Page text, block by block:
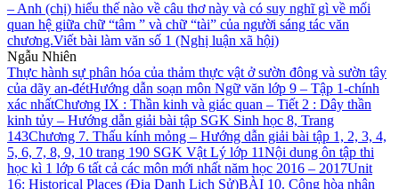
– Anh (chị) hiểu thế nào về câu thơ này và có suy nghĩ gì về mối
quan hệ giữa chữ “tâm ” và chữ “tài” của người sáng tác văn
chương.Viết bài làm văn số 1 (Nghị luận xã hội)
Ngẫu Nhiên
Thực hành sự phân hóa của thảm thực vật ở sườn đông và sườn tây
của dãy an-đétHướng dẫn soạn môn Ngữ văn lớp 9 – Tập 1-chính
xác nhấtChương IX : Thần kinh và giác quan – Tiết 2 : Dây thần
kinh tủy – Hướng dẫn giải bài tập SGK Sinh học 8, Trang
143Chương 7. Thấu kính mỏng – Hướng dẫn giải bài tập 1, 2, 3, 4,
5, 6, 7, 8, 9, 10 trang 190 SGK Vật Lý lớp 11Nội dung ôn tập thi
học kì 1 lớp 6 tất cả các môn mới nhất năm học 2016 – 2017Unit
16: Historical Places (Địa Danh Lịch Sử)BÀI 10. Cộng hòa nhân